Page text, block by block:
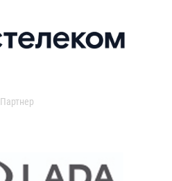
Партнер